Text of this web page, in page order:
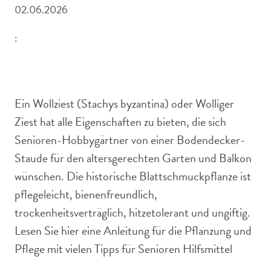
02.06.2026
:
Ein Wollziest (Stachys byzantina) oder Wolliger
Ziest hat alle Eigenschaften zu bieten, die sich
Senioren-Hobbygärtner von einer Bodendecker-
Staude für den altersgerechten Garten und Balkon
wünschen. Die historische Blattschmuckpflanze ist
pflegeleicht, bienenfreundlich,
trockenheitsverträglich, hitzetolerant und ungiftig.
Lesen Sie hier eine Anleitung für die Pflanzung und
Pflege mit vielen Tipps für Senioren Hilfsmittel